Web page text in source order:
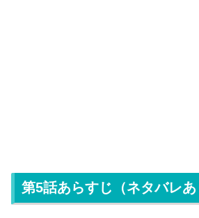
第5話あらすじ（ネタバレあ